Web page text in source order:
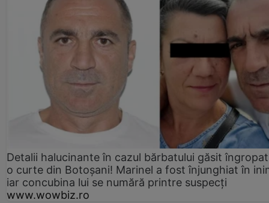
Detalii halucinante în cazul bărbatului găsit
o curte din Botoșani! Marinel a fost înjunghiat în
iar concubina lui se numără printre suspecți
www.wowbiz.ro